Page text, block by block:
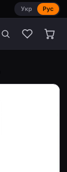
Укр Рус